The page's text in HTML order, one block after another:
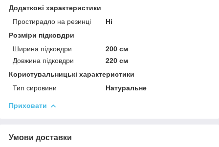
Додаткові характеристики
Простирадло на резинці
Ні
Розміри підковдри
Ширина підковдри
200 см
Довжина підковдри
220 см
Користувальницькі характеристики
Тип сировини
Натуральне
Приховати
Умови доставки